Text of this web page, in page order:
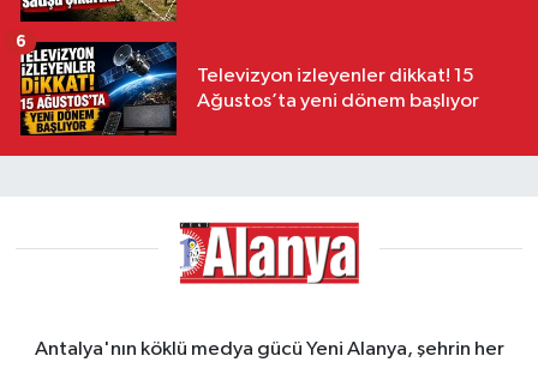
Televizyon izleyenler dikkat! 15
Ağustos’ta yeni dönem başlıyor
6
Antalya'nın köklü medya gücü Yeni Alanya, şehrin her